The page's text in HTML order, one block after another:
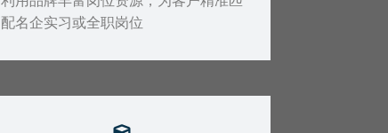
配名企实习或全职岗位